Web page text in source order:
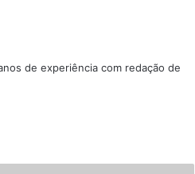
de experiência com redação de